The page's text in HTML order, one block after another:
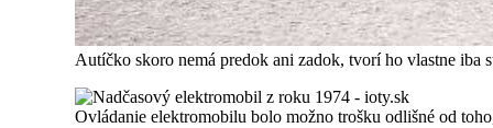
Autíčko skoro nemá predok ani zadok, tvorí ho vlastne iba
Ovládanie elektromobilu bolo možno trošku odlišné od